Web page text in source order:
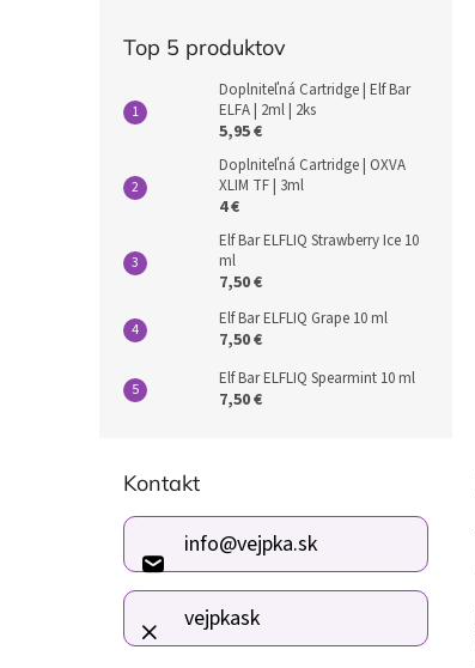
Top 5 produktov
Doplniteľná Cartridge | Elf Bar
ELFA | 2ml | 2ks
5,95 €
Doplniteľná Cartridge | OXVA
XLIM TF | 3ml
4 €
Elf Bar ELFLIQ Strawberry Ice 10
ml
7,50 €
Elf Bar ELFLIQ Grape 10 ml
7,50 €
Elf Bar ELFLIQ Spearmint 10 ml
7,50 €
Kontakt
info@vejpka.sk
vejpkask